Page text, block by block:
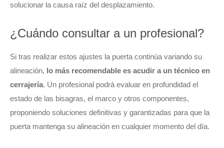
solucionar la causa raíz del desplazamiento.
¿Cuándo consultar a un profesional?
Si tras realizar estos ajustes la puerta continúa variando su
alineación, lo más recomendable es acudir a un técnico en
cerrajería. Un profesional podrá evaluar en profundidad el
estado de las bisagras, el marco y otros componentes,
proponiendo soluciones definitivas y garantizadas para que la
puerta mantenga su alineación en cualquier momento del día.